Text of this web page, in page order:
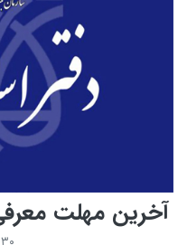
آخرین مهلت